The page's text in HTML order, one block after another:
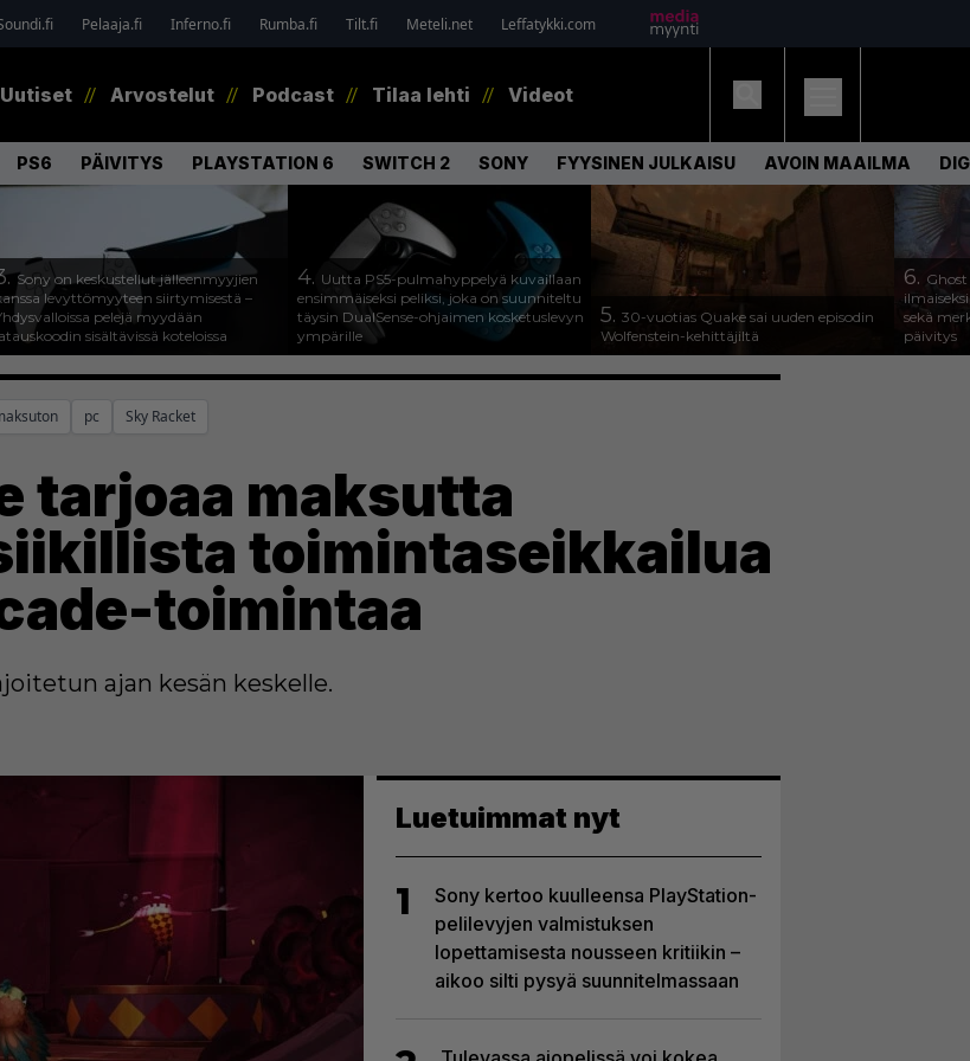
Pelaaja.fi Inferno.fi Rumba.fi Tilt.fi Meteli.net Leffatykki.com
Uutiset Arvostelut Podcast Tilaa lehti Videot
PS6 PÄIVITYS PLAYSTATION 6 SWITCH 2 SONY FYYSINEN JULKAISU AVOIN MAAILMA
Sony on keskustellut jälleenmyyjien
levyttömyyteen siirtymisestä –
pelejä myydään
sisältävissä koteloissa
4. Uutta PS5-pulmahyppelyä kuvaillaan
ensimmäiseksi peliksi, joka on suunniteltu
täysin DualSense-ohjaimen kosketuslevyn
ympärille
5. 30-vuotias Quake sai uuden episodin
Wolfenstein-kehittäjiltä
6.
sekä
päivitys
pc Sky Racket
tarjoaa maksutta
toimintaseikkailua
toimintaa
ajan kesän keskelle.
Luetuimmat nyt
1
Sony kertoo kuulleensa PlayStation-
pelilevyjen valmistuksen
lopettamisesta nousseen kritiikin –
aikoo silti pysyä suunnitelmassaan